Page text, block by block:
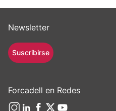
Newsletter
Suscribirse
Forcadell en Redes